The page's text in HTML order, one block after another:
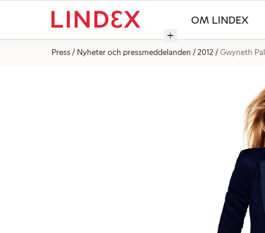
OM LINDEX
Press Nyheter och pressmeddelanden 2012 Gwyneth